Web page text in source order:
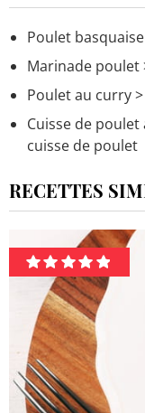
Poulet basquaise
Marinade poulet
Poulet au curry
Cuisse de
cuisse de poulet
RECETTES